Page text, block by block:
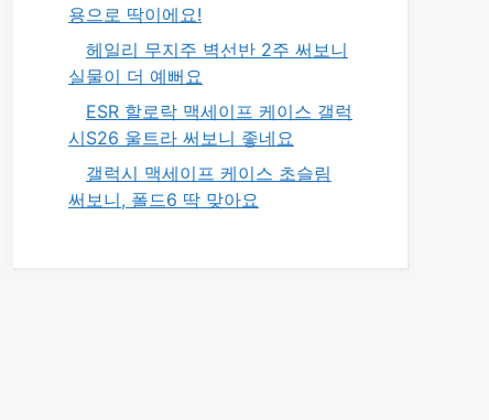
용으로 딱이에요!
헤일리 무지주 벽선반 2주 써보니
실물이 더 예뻐요
ESR 할로락 맥세이프 케이스 갤럭
시S26 울트라 써보니 좋네요
갤럭시 맥세이프 케이스 초슬림
써보니, 폴드6 딱 맞아요